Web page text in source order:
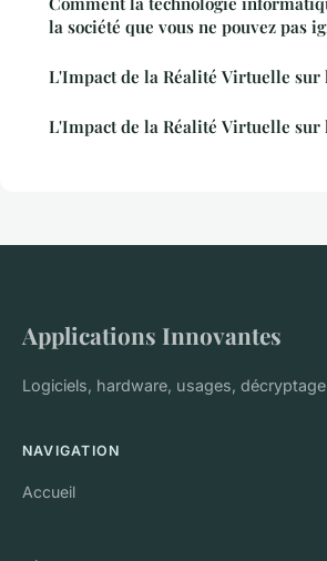
la société que vous ne pouvez pas
L'Impact de la Réalité Virtuelle sur
L'Impact de la Réalité Virtuelle sur
Applications Innovantes
Logiciels, hardware, usages, décryptage
NAVIGATION
Accueil